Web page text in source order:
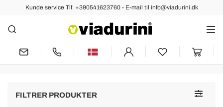
Kunde service Tlf. +390541623760 - E-mail til info@viadurini.dk
Bomuld Håndklæder - Luksus
Tekstil Fremstillet i Italien
Toggle
FILTRER PRODUKTER